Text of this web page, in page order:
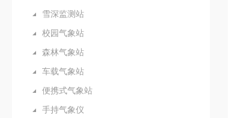
雪深监测站
校园气象站
森林气象站
车载气象站
便携式气象站
手持气象仪